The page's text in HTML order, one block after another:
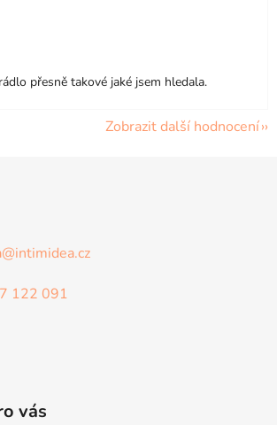
je 5 z 5 hvězdiček.
přesně takové jaké jsem hledala.
Zobrazit další hodnocení
@intimidea.cz
122 091
vás